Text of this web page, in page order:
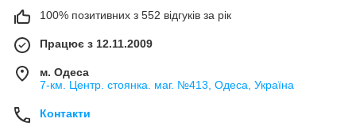
100% позитивних з 552 відгуків за рік
Працює з 12.11.2009
м. Одеса
7-км. Центр. стоянка. маг. №413, Одеса, Україна
Контакти